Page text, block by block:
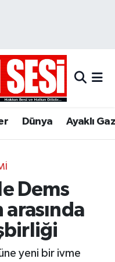
Dünya Ayaklı
Dems
yeni bir ivme